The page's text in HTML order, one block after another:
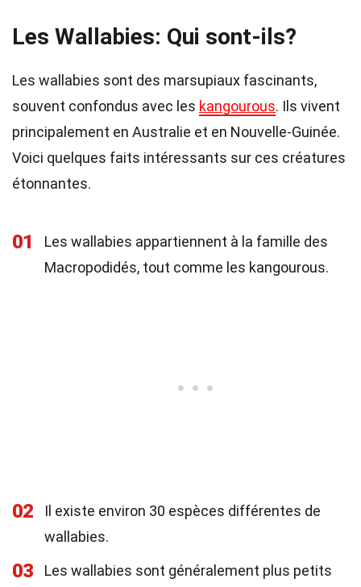
Les Wallabies: Qui sont-ils?
Les wallabies sont des marsupiaux fascinants,
souvent confondus avec les kangourous. Ils vivent
principalement en Australie et en Nouvelle-Guinée.
Voici quelques faits intéressants sur ces créatures
étonnantes.
01
Les wallabies appartiennent à la famille des
Macropodidés, tout comme les kangourous.
02
Il existe environ 30 espèces différentes de
wallabies.
03
Les wallabies sont généralement plus petits